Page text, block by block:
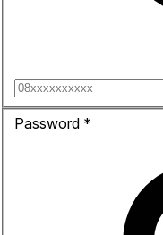
Password *